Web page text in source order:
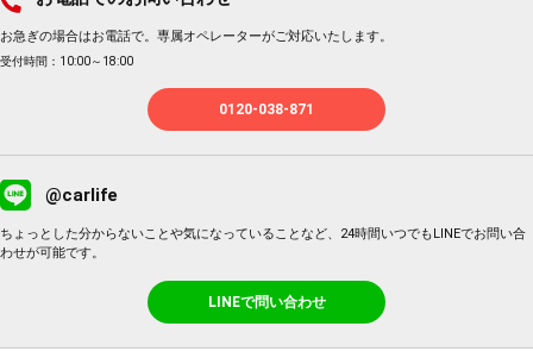
お急ぎの場合はお電話で。専属オペレーターがご対応いたします。
受付時間：10:00～18:00
0120-038-871
@carlife
ちょっとした分からないことや気になっていることなど、24時間いつでもLINEでお問い合
わせが可能です。
LINEで問い合わせ